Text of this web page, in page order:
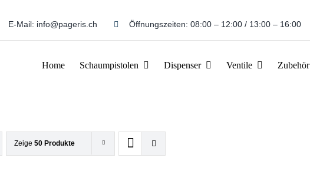
E-Mail: info@pageris.ch Öffnungszeiten: 08:00 – 12:00 / 13:00 – 16:00
Home Schaumpistolen Dispenser Ventile Zubehör
Zeige 50 Produkte